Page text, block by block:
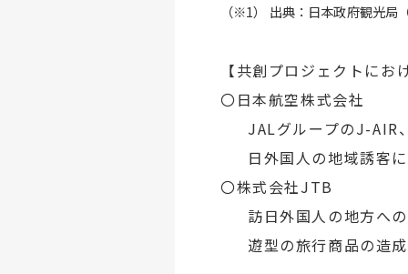
（※1） 出典：日本政府観光
【共創プロジェクトにお
〇日本航空株式会社
JALグループのJ-AIR
日外国人の地域誘客
〇株式会社JTB
訪日外国人の地方へ
遊型の旅行商品の造